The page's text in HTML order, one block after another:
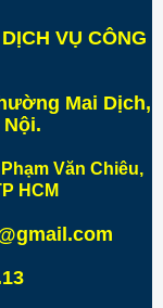
VỤ CÔNG
Mai Dịch,
Nội.
Văn Chiêu,
HCM